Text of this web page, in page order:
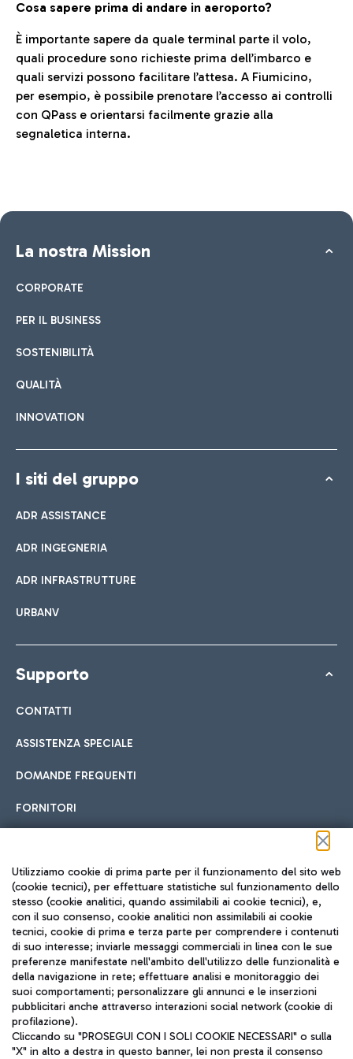
Cosa sapere prima di andare in aeroporto?
È importante sapere da quale terminal parte il volo,
quali procedure sono richieste prima dell’imbarco e
quali servizi possono facilitare l’attesa. A Fiumicino,
per esempio, è possibile prenotare l’accesso ai controlli
con QPass e orientarsi facilmente grazie alla
segnaletica interna.
La nostra Mission
CORPORATE
PER IL BUSINESS
SOSTENIBILITÀ
QUALITÀ
INNOVATION
I siti del gruppo
ADR ASSISTANCE
ADR INGEGNERIA
ADR INFRASTRUTTURE
URBANV
Supporto
CONTATTI
ASSISTENZA SPECIALE
DOMANDE FREQUENTI
FORNITORI
Seguici sui social
TRAVEL JOURNAL
ITA
Utilizziamo cookie di prima parte per il funzionamento del sito web
(cookie tecnici), per effettuare statistiche sul funzionamento dello
stesso (cookie analitici, quando assimilabili ai cookie tecnici), e,
con il suo consenso, cookie analitici non assimilabili ai cookie
tecnici, cookie di prima e terza parte per comprendere i contenuti
di suo interesse; inviarle messaggi commerciali in linea con le sue
preferenze manifestate nell'ambito dell'utilizzo delle funzionalità e
della navigazione in rete; effettuare analisi e monitoraggio dei
suoi comportamenti; personalizzare gli annunci e le inserzioni
pubblicitari anche attraverso interazioni social network (cookie di
profilazione).
Cliccando su "PROSEGUI CON I SOLI COOKIE NECESSARI" o sulla
"X" in alto a destra in questo banner, lei non presta il consenso